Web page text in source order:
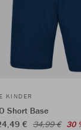
KINDER
Short Base
€ 34,99 € 30